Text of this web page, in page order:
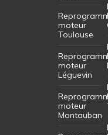
moteur
Toulouse
moteur
Léguevin
moteur
Montauban